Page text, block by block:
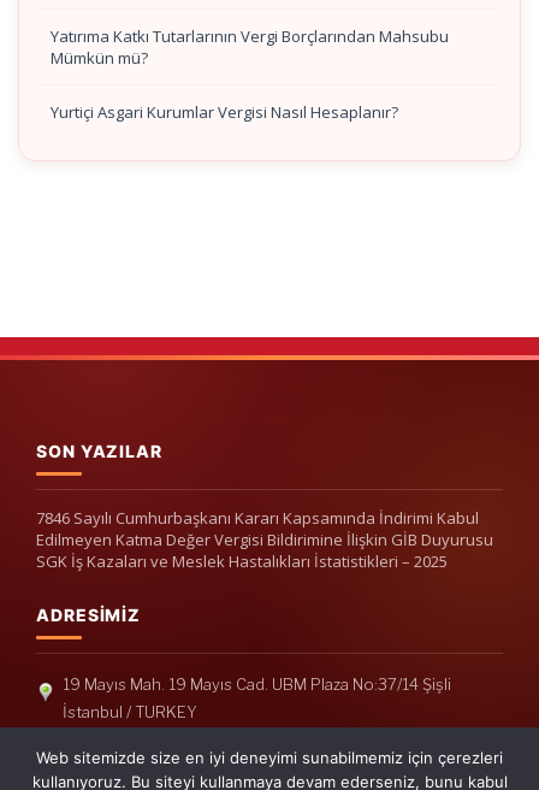
Yatırıma Katkı Tutarlarının Vergi Borçlarından Mahsubu
Mümkün mü?
Yurtiçi Asgari Kurumlar Vergisi Nasıl Hesaplanır?
SON YAZILAR
7846 Sayılı Cumhurbaşkanı Kararı Kapsamında İndirimi Kabul
Edilmeyen Katma Değer Vergisi Bildirimine İlişkin GİB Duyurusu
SGK İş Kazaları ve Meslek Hastalıkları İstatistikleri – 2025
ADRESIMIZ
19 Mayıs Mah. 19 Mayıs Cad. UBM Plaza No:37/14 Şişli
İstanbul / TURKEY
Telefon: +90(212) 240 33 39
Telefon: +90(212) 248 19 36
Web sitemizde size en iyi deneyimi sunabilmemiz için çerezleri
kullanıyoruz. Bu siteyi kullanmaya devam ederseniz, bunu kabul